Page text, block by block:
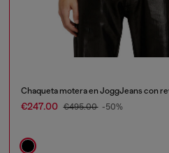
€247.00 €495.00 -50%